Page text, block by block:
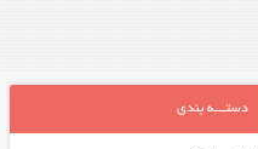
دستـــه بندی